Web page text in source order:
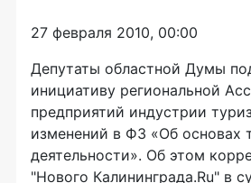
27 февраля 2010, 00:00
Депутаты областной Думы
инициативу региональной
предприятий индустрии
изменений в ФЗ «Об основах
деятельности». Об этом
"Нового Калининграда.Ru" в